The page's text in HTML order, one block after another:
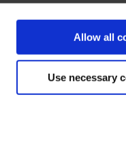
Allow all
Use necessary